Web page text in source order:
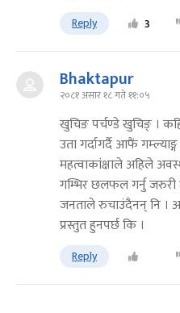
Reply 3
Bhaktapur
२०८१ असार १८ गते ११:०५
खुचिङ पर्चण्डे खुचिङ् ।
उता गर्दागर्दै आफैं
महत्वाकांक्षाले अहिले
गम्भिर छलफल गर्नु
जनताले रुचाउंदैनन् नि ।
प्रस्तुत हुनपर्छ कि ।
Reply